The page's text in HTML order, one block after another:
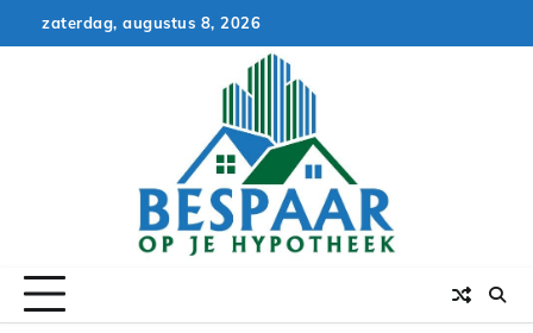
to
zaterdag, augustus 8, 2026